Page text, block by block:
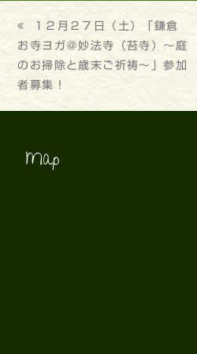
previous
post:
１２月２７日（土）「鎌倉
お寺ヨガ＠妙法寺（苔寺）～庭
のお掃除と歳末ご祈祷～」参加
者募集！
Map